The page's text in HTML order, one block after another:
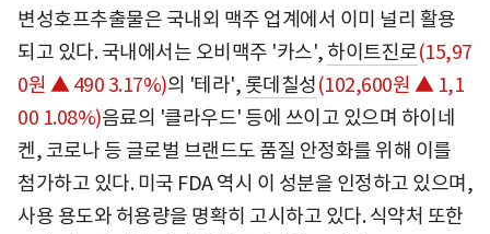
변성호프추출물은 국내외 맥주 업계에서 이미 널리 활용
되고 있다. 국내에서는 오비맥주 '카스', 하이트진로(15,97
0원 ▲ 490 3.17%)의 '테라', 롯데칠성(102,600원 ▲ 1,1
00 1.08%)음료의 '클라우드' 등에 쓰이고 있으며 하이네
켄, 코로나 등 글로벌 브랜드도 품질 안정화를 위해 이를
첨가하고 있다. 미국 FDA 역시 이 성분을 인정하고 있으며,
사용 용도와 허용량을 명확히 고시하고 있다. 식약처 또한